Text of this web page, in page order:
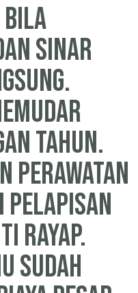
bila
sinar
tahun.
perawatan
rayap.
sudah